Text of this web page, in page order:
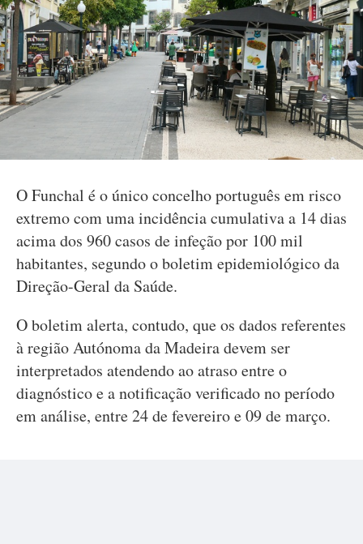
O Funchal é o único concelho português em risco
extremo com uma incidência cumulativa a 14 dias
acima dos 960 casos de infeção por 100 mil
habitantes, segundo o boletim epidemiológico da
Direção-Geral da Saúde.
O boletim alerta, contudo, que os dados referentes
à região Autónoma da Madeira devem ser
interpretados atendendo ao atraso entre o
diagnóstico e a notificação verificado no período
em análise, entre 24 de fevereiro e 09 de março.